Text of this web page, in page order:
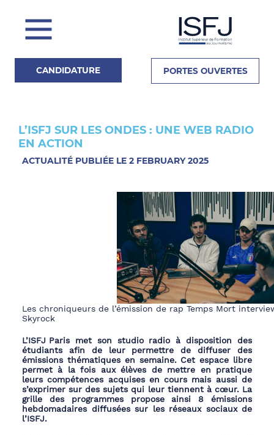
CANDIDATURE PORTES OUVERTES
ActualitésL’ISFJ SUR LES ONDES : UNE WEB RADIO
EN ACTION
ACTUALITÉ PUBLIÉE LE 2 FEBRUARY 2025
Les chroniqueurs de l’émission de rap Temps Mort
Skyrock
L’ISFJ Parismet son studio radio à disposition des
étudiants afin de leur permettre de diffuser des
émissions thématiques en semaine. Cet espace libre
permet à la fois aux élèves de mettre en pratique
leurs compétences acquises en cours mais aussi de
s’exprimer sur des sujets qui leur tiennent à cœur. La
grille des programmes propose ainsi 8 émissions
hebdomadaires diffusées sur les réseaux sociaux de
l’ISFJ.